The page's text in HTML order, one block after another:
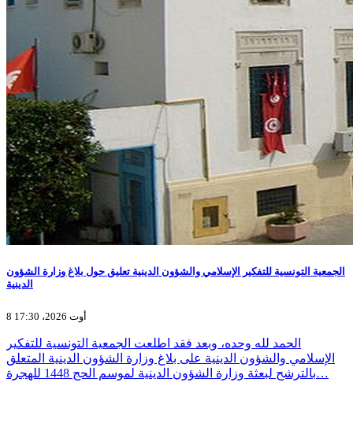
الجمعية التونسية للتفكير الإسلامي والشؤون الدينية تعليق حول بلاغ وزارة الشؤون
الدينية
8 أوت 2026، 17:30
الحمد لله وحده، وبعد فقد اطلعت الجمعية التونسية للتفكير
الإسلامي والشؤون الدينية على بلاغ وزارة الشؤون الدينية المتعلق
بالترشح لبعثة وزارة الشؤون الدينية لموسم الحج 1448 للهجرة…